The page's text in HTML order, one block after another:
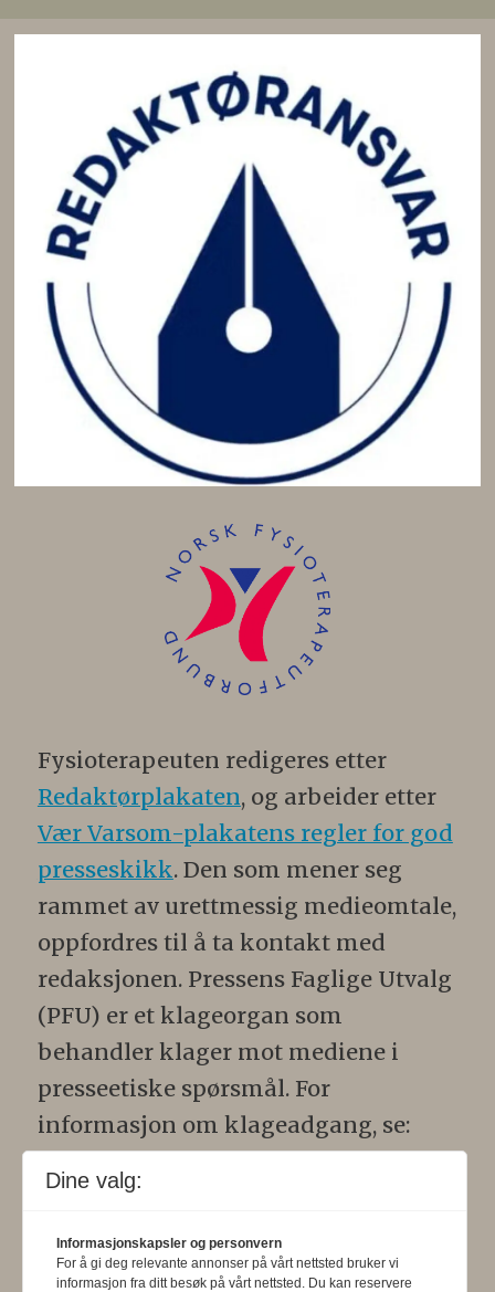
Fysioterapeuten redigeres etter
Redaktørplakaten, og arbeider etter
Vær Varsom-plakatens regler for god
presseskikk. Den som mener seg
rammet av urettmessig medieomtale,
oppfordres til å ta kontakt med
redaksjonen. Pressens Faglige Utvalg
(PFU) er et klageorgan som
behandler klager mot mediene i
presseetiske spørsmål. For
informasjon om klageadgang, se:
www.presse.no.
skal gjennom en saklig og fri
Dine valg:
Informasjonskapsler og personvern
For å gi deg relevante annonser på vårt nettsted bruker vi
informasjon fra ditt besøk på vårt nettsted. Du kan reservere